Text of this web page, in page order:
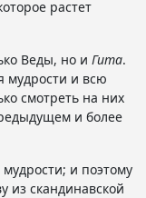
растет
Веды, но и Гита.
мудрости и всю
смотреть на них
и более
и поэтому
из скандинавской